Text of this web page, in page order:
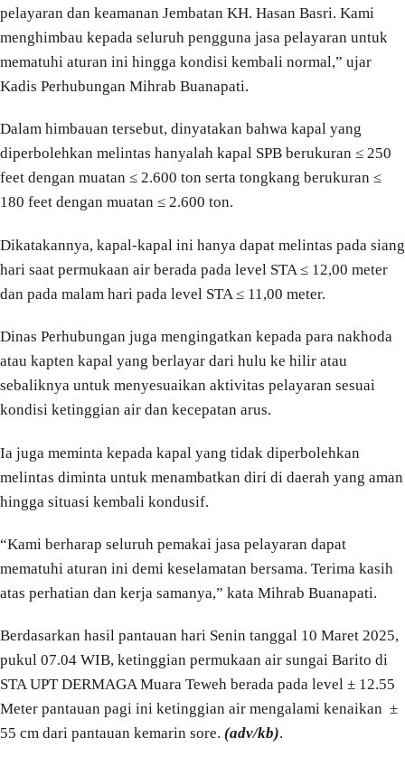
pelayaran dan keamanan Jembatan KH. Hasan Basri. Kami
menghimbau kepada seluruh pengguna jasa pelayaran untuk
mematuhi aturan ini hingga kondisi kembali normal,” ujar
Kadis Perhubungan Mihrab Buanapati.
Dalam himbauan tersebut, dinyatakan bahwa kapal yang
diperbolehkan melintas hanyalah kapal SPB berukuran ≤ 250
feet dengan muatan ≤ 2.600 ton serta tongkang berukuran ≤
180 feet dengan muatan ≤ 2.600 ton.
Dikatakannya, kapal-kapal ini hanya dapat melintas pada siang
hari saat permukaan air berada pada level STA ≤ 12,00 meter
dan pada malam hari pada level STA ≤ 11,00 meter.
Dinas Perhubungan juga mengingatkan kepada para nakhoda
atau kapten kapal yang berlayar dari hulu ke hilir atau
sebaliknya untuk menyesuaikan aktivitas pelayaran sesuai
kondisi ketinggian air dan kecepatan arus.
Ia juga meminta kepada kapal yang tidak diperbolehkan
melintas diminta untuk menambatkan diri di daerah yang aman
hingga situasi kembali kondusif.
“Kami berharap seluruh pemakai jasa pelayaran dapat
mematuhi aturan ini demi keselamatan bersama. Terima kasih
atas perhatian dan kerja samanya,” kata Mihrab Buanapati.
Berdasarkan hasil pantauan hari Senin tanggal 10 Maret 2025,
pukul 07.04 WIB, ketinggian permukaan air sungai Barito di
STA UPT DERMAGA Muara Teweh berada pada level ± 12.55
Meter pantauan pagi ini ketinggian air mengalami kenaikan ±
55 cm dari pantauan kemarin sore. (adv/kb).